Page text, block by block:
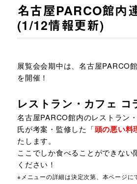
名古屋PARCO館内
(1/12情報更新)
展覧会会期中は、名古屋PARCO
を開催！
レストラン・カフェ コ
名古屋PARCO館内のレストラン
氏が考案・監修した「頭の悪い料
たします。
ここでしか食べることができない
ください！
※メニューの詳細は決定次第、本ページに